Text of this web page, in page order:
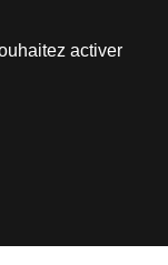
activer